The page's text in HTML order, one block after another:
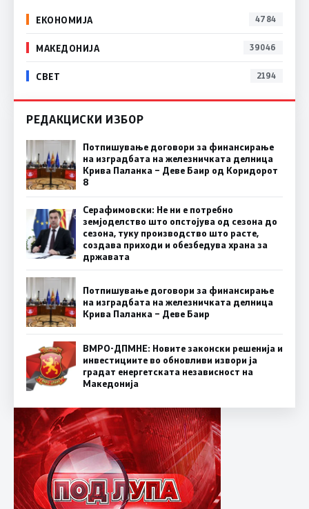
ЕКОНОМИЈА 4784
МАКЕДОНИЈА 39046
СВЕТ 2194
РЕДАКЦИСКИ ИЗБОР
Потпишување договори за финансирање
на изградбата на железничката делница
Крива Паланка – Деве Баир од Коридорот
8
Серафимовски: Не ни е потребно
земјоделство што опстојува од сезона до
сезона, туку производство што расте,
создава приходи и обезбедува храна за
државата
Потпишување договори за финансирање
на изградбата на железничката делница
Крива Паланка – Деве Баир
ВМРО-ДПМНЕ: Новите законски решенија и
инвестициите во обновливи извори ја
градат енергетската независност на
Македонија